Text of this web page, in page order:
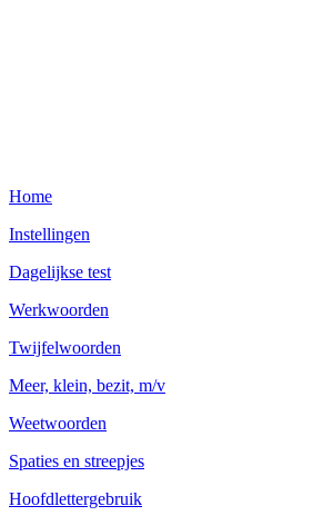
Home
Instellingen
Dagelijkse test
Werkwoorden
Twijfelwoorden
Meer, klein, bezit, m/v
Weetwoorden
Spaties en streepjes
Hoofdlettergebruik